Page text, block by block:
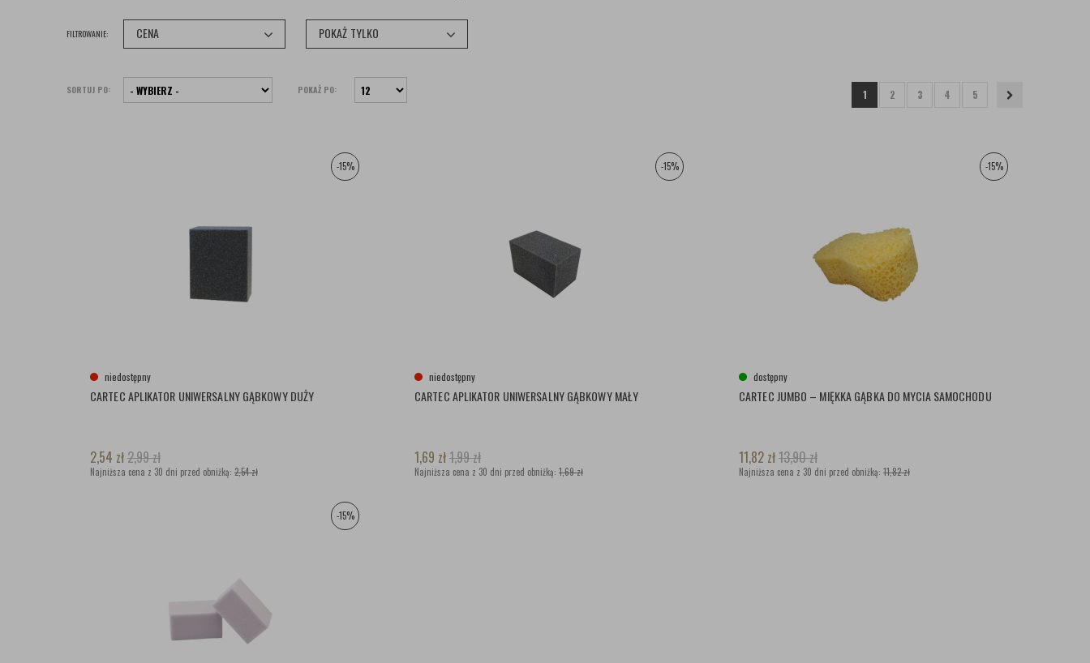
FILTROWANIE: CENA POKAŻ TYLKO
SORTUJ PO: POKAŻ PO: 1 2 3 4 5
-15%
niedostępny
CARTEC APLIKATOR UNIWERSALNY GĄBKOWY DUŻY
2,54 zł2,99zł
Najniższa cena z 30 dni przed obniżką: 2,54 zł
-15%
niedostępny
CARTEC APLIKATOR UNIWERSALNY GĄBKOWY MAŁY
1,69 zł1,99zł
Najniższa cena z 30 dni przed obniżką: 1,69 zł
-15%
dostępny
CARTEC JUMBO – MIĘKKA GĄBKA DO MYCIA SAMOCHODU
11,82 zł13,90zł
Najniższa cena z 30 dni przed obniżką: 11,82 zł
-15%